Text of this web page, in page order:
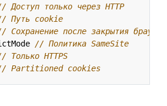
Доступ только через HTTP
Путь cookie
Сохранение после закрытия браузера
// Политика SameSite
Только HTTPS
Partitioned cookies